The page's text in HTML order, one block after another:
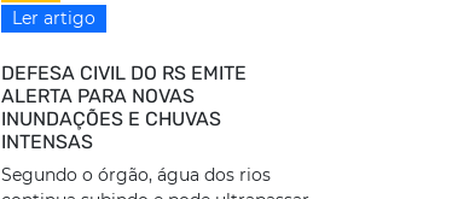
Ler artigo
DEFESA CIVIL DO RS EMITE
ALERTA PARA NOVAS
INUNDAÇÕES E CHUVAS
INTENSAS
Segundo o órgão, água dos rios